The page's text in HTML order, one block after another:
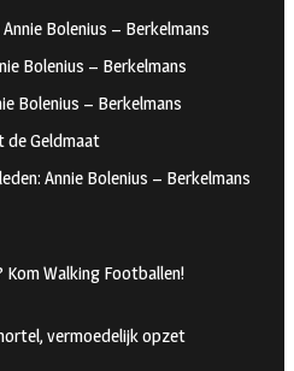
Bolenius – Berkelmans
Bolenius – Berkelmans
Bolenius – Berkelmans
de Geldmaat
Annie Bolenius – Berkelmans
Walking Footballen!
vermoedelijk opzet